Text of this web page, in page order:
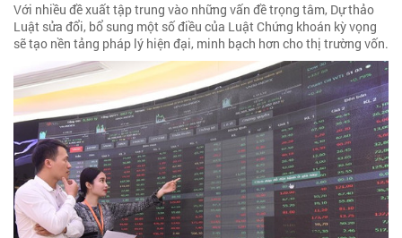
Với nhiều đề xuất tập trung vào những vấn đề trọng tâm, Dự thảo
Luật sửa đổi, bổ sung một số điều của Luật Chứng khoán kỳ vọng
sẽ tạo nền tảng pháp lý hiện đại, minh bạch hơn cho thị trường vốn.